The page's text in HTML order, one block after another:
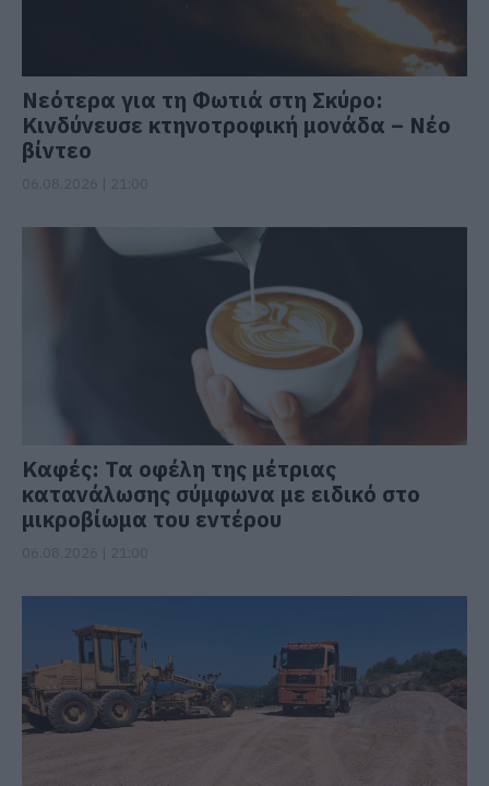
Νεότερα για τη Φωτιά στη Σκύρο:
Κινδύνευσε κτηνοτροφική μονάδα – Νέο
βίντεο
Καφές: Τα οφέλη της μέτριας
κατανάλωσης σύμφωνα με ειδικό στο
μικροβίωμα του εντέρου